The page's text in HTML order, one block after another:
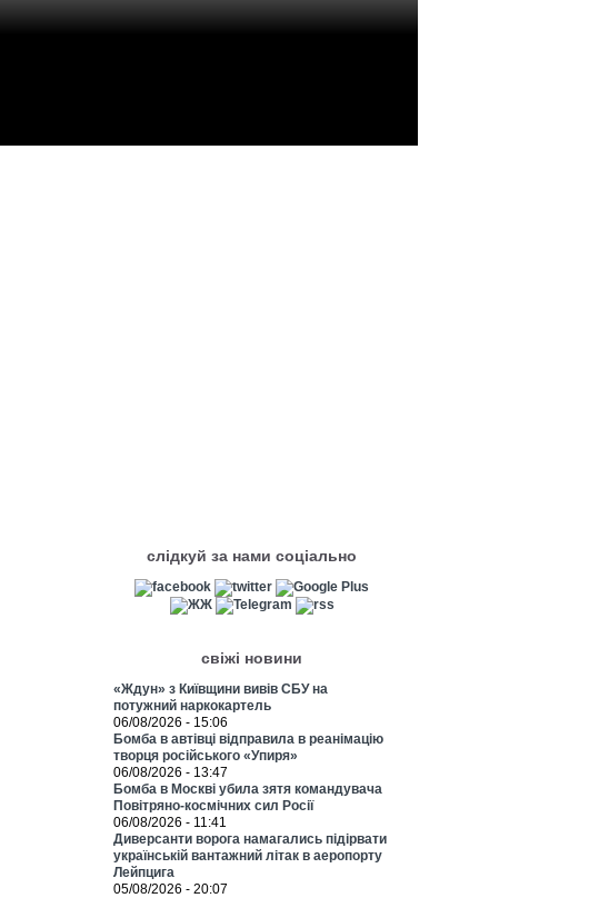
слідкуй за нами соціально
свіжі новини
«Ждун» з Київщини вивів СБУ на
потужний наркокартель
06/08/2026 - 15:06
Бомба в автівці відправила в реанімацію
творця російського «Упиря»
06/08/2026 - 13:47
Бомба в Москві убила зятя командувача
Повітряно-космічних сил Росії
06/08/2026 - 11:41
Диверсанти ворога намагались підірвати
українській вантажний літак в аеропорту
Лейпцига
05/08/2026 - 20:07